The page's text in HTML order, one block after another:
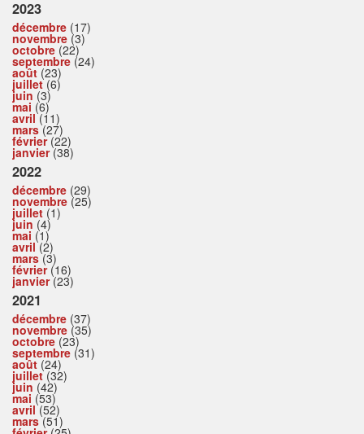
2023
décembre (17)
novembre (3)
octobre (22)
septembre (24)
août (23)
juillet(6)
juin (3)
mai (6)
avril(11)
mars(27)
février(22)
janvier(38)
2022
décembre (29)
novembre (25)
juillet (1)
juin (4)
mai (1)
avril(2)
mars(3)
février(16)
janvier(23)
2021
décembre (37)
novembre (35)
octobre (23)
septembre (31)
août (24)
juillet(32)
juin (42)
mai (53)
avril(52)
mars(51)